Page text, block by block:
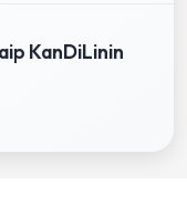
KanDiLinin